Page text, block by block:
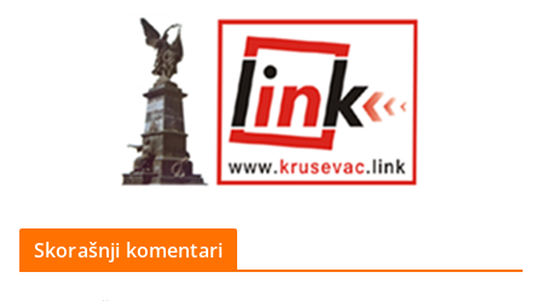
Skorašnji komentari